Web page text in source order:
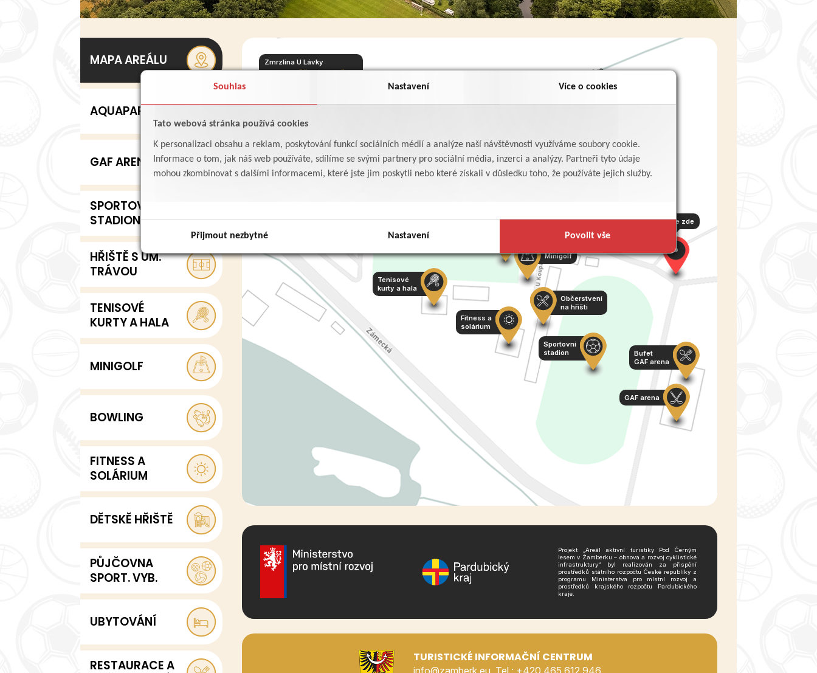
Souhlas Nastavení Více o cookies
Tato webová stránka používá cookies
K personalizaci obsahu a reklam, poskytování funkcí sociálních médií a analýze naší návštěvnosti využíváme soubory cookie.
Informace o tom, jak náš web používáte, sdílíme se svými partnery pro sociální média, inzerci a analýzy. Partneři tyto údaje
mohou zkombinovat s dalšími informacemi, které jste jim poskytli nebo které získali v důsledku toho, že používáte jejich služby.
Přijmout nezbytné Nastavení Povolit vše
MAPA AREÁLU
AQUAPARK
GAF ARENA
SPORTOVNÍ
STADION
HŘIŠTĚ S UM.
TRÁVOU
TENISOVÉ
KURTY A HALA
MINIGOLF
BOWLING
FITNESS A
SOLÁRIUM
DĚTSKĚ HŘIŠTĚ
PŮJČOVNA
SPORT. VYB.
UBYTOVÁNÍ
RESTAURACE A
Stojíte zde
Aquapark
Tenisové
kurty a hala
Fitness a
solárium
GAF arena
Sportovní
stadion
Občerstvení
na hřišti
Bufet
GAF arena
Minigolf
Autokemp
Penzion
Babeta
Bowling
koupališti
+ 3 min. pěšky podél řeky
Zmrzlina U Lávky
+ 5 min. pěšky podél řeky
Projekt „Areál aktivní turistiky Pod Černým
lesem v Žamberku – obnova a rozvoj cyklistické
infrastruktury“ byl realizován za přispění
prostředků státního rozpočtu České republiky z
programu Ministerstva pro místní rozvoj a
prostředků krajského rozpočtu Pardubického
kraje.
TURISTICKÉ INFORMAČNÍ CENTRUM
info@zamberk.eu, Tel.: +420 465 612 946